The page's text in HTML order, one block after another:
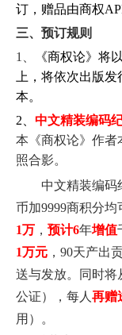
订，赠品由商权
三、预订规则
1
《商权论》将
上，将依次出版
本。
2、 中文精装编码
本《商权论》作者
照合影。
中文精装编码
币加9999商积分均
1万 ， 预计6年增值
1万元 ，90天产出
送与发放。同时将
公证），每人 再赠
用）。